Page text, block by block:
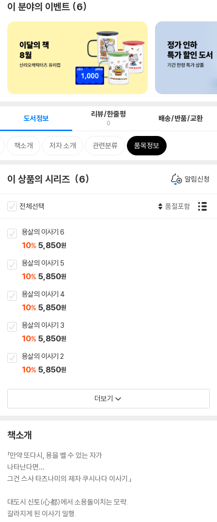
이 분야의 이벤트 6
도서정보 리뷰/한줄평
0 배송/반품/교환
책소개 저자 소개 관련분류 품목정보
이 상품의 시리즈 6 알림신청
전체선택 품절포함
용살의 이사기 6
10% 5,850원
용살의 이사기 5
10% 5,850원
용살의 이사기 4
10% 5,850원
용살의 이사기 3
10% 5,850원
용살의 이사기 2
10% 5,850원
더보기
책소개
「만약 또다시, 용을 벨 수 있는 자가
나타난다면…
그건 스사 타츠나미의 제자 쿠시나다 이사기.」
대도시 신토(心都)에서 소용돌이치는 모략.
갈라지게 된 이사기 일행.